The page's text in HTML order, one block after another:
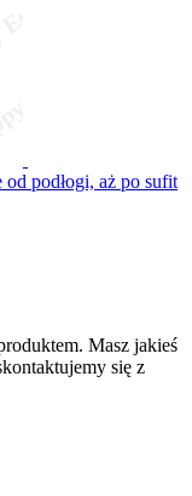
podłogi, aż po sufit
Masz jakieś
się z